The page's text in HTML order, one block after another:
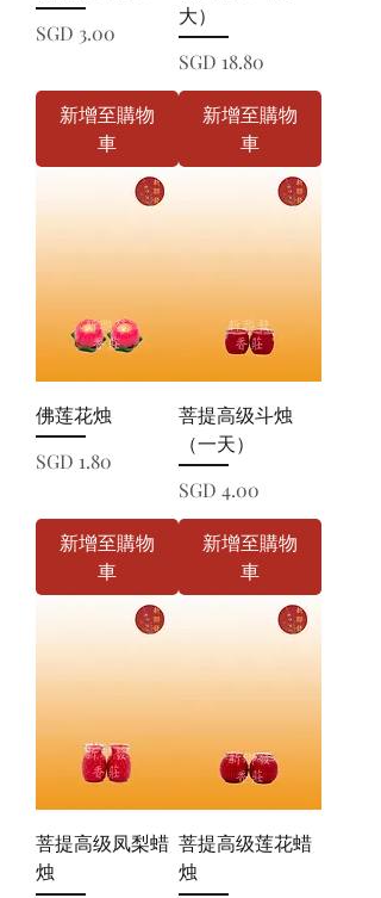
價格
SGD 3.00
新增至購物
車
大）
價格
SGD 18.80
新增至購物
車
佛莲花烛
價格
SGD 1.80
新增至購物
車
菩提高级斗烛
（一天）
價格
SGD 4.00
新增至購物
車
菩提高级凤梨蜡
烛
菩提高级莲花蜡
烛